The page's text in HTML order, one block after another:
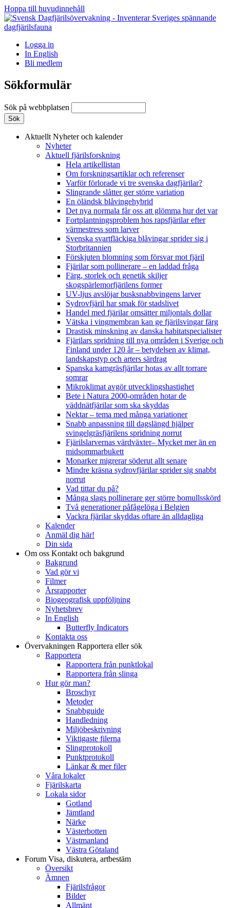
Hoppa till huvudinnehåll
Logga in
In English
Bli medlem
Sökformulär
Sök på webbplatsen
Aktuellt Nyheter och kalender
Nyheter
Aktuell fjärilsforskning
Hela artikellistan
Om forskningsartiklar och referenser
Varför förlorade vi tre svenska dagfjärilar?
Slingrande slåtter ger större variation
En öländsk blåvingehybrid
Det nya normala får oss att glömma hur det var
Fortplantningsproblem hos rapsfjärilar efter
värmestress som larver
Svenska svartfläckiga blåvingar sprider sig i
Storbritannien
Förskjuten blomning som försvar mot fjäril
Fjärilar som pollinerare – en laddad fråga
Färg, storlek och genetik skiljer
skogspärlemorfjärilens former
UV-ljus avslöjar busksnabbvingens larver
Sydrovfjäril har smak för stadslivet
Handel med fjärilar omsätter miljontals dollar
Vätska i vingmembran kan ge fjärilsvingar färg
Drastisk minskning av danska habitatspecialister
Fjärilars spridning till nya områden i Sverige och
Finland under 120 år– betydelsen av klimat,
landskapstyp och arters särdrag
Spanska kamgräsfjärilar hotas av allt torrare
somrar
Mikroklimat avgör utvecklingshastighet
Bete i Natura 2000-områden hotar de
väddnätfjärilar som ska skyddas
Nektar – tema med många variationer
Snabb anpassning till dagslängd hjälper
svingelgräsfjärilens spridning norrut
Fjärilslarvernas värdväxter– Mycket mer än en
midsommarbukett
Monarker migrerar söderut allt senare
Mindre kräsna sydrovfjärilar sprider sig snabbt
norrut
Vad tittar du på?
Många slags pollinerare ger större bomullsskörd
Två generationer påfågelöga i Belgien
Vackra fjärilar skyddas oftare än alldagliga
Kalender
Anmäl dig här!
Din sida
Om oss Kontakt och bakgrund
Bakgrund
Vad gör vi
Filmer
Årsrapporter
Biogeografisk uppföljning
Nyhetsbrev
In English
Butterfly Indicators
Kontakta oss
Övervakningen Rapportera eller sök
Rapportera
Rapportera från punktlokal
Rapportera från slinga
Hur gör man?
Broschyr
Metoder
Snabbguide
Handledning
Miljöbeskrivning
Viktigaste filerna
Slingprotokoll
Punktprotokoll
Länkar & mer filer
Våra lokaler
Fjärilskarta
Lokala sidor
Gotland
Jämtland
Närke
Västerbotten
Västmanland
Västra Götaland
Forum Visa, diskutera, artbestäm
Översikt
Ämnen
Fjärilsfrågor
Bilder
Allmänt